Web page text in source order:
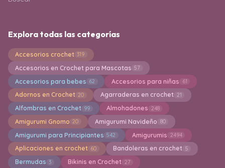
Explora todas las categorías
Accesorios crochet 319
Accesorios en Crochet para Mascotas 57
Accesorios para bebes 62 Accesorios para niñas 61
Adornos en Crochet 20 Agarraderas en crochet 21
Alfombras en Crochet 99 Almohadones 248
Amigurumi Gnomo 20 Amigurumi Navideño 80
Amigurumi para Principiantes 542 Amigurumis 2494
Aplicaciones en crochet 60 Bandoleras en crochet 5
Bermudas 3 Bikinis en Crochet 27